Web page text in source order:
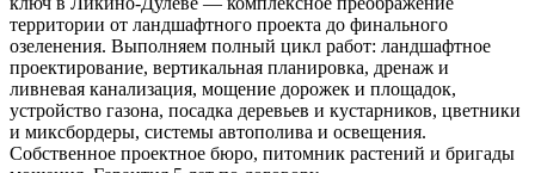
территории от ландшафтного проекта до финального
озеленения. Выполняем полный цикл работ: ландшафтное
проектирование, вертикальная планировка, дренаж и
ливневая канализация, мощение дорожек и площадок,
устройство газона, посадка деревьев и кустарников, цветники
и миксбордеры, системы автополива и освещения.
Собственное проектное бюро, питомник растений и бригады